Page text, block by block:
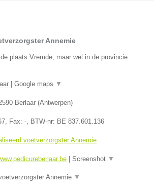
Annemie
plaats Vremde, maar wel in de provincie
Google maps ▼
Berlaar (Antwerpen)
, Fax: -, BTW-nr: BE 837.601.136
voetverzorgster Annemie
Screenshot ▼
Annemie ▼